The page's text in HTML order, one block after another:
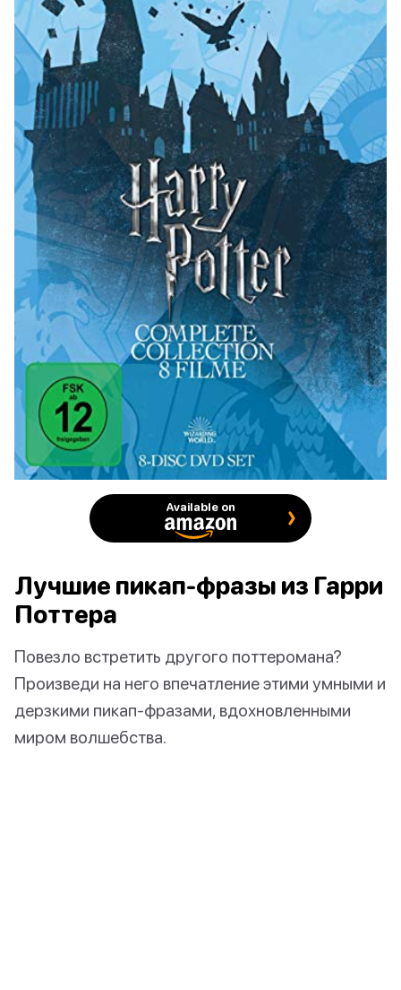
Available on
Лучшие пикап-фразы из Гарри
Поттера
Повезло встретить другого поттеромана?
Произведи на него впечатление этими умными и
дерзкими пикап-фразами, вдохновленными
миром волшебства.